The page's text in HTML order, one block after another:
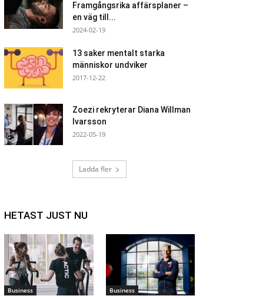
Framgångsrika affärsplaner –
en väg till...
2024-02-19
13 saker mentalt starka
människor undviker
2017-12-22
Zoezi rekryterar Diana Willman
Ivarsson
2022-05-19
Ladda fler
HETAST JUST NU
Business Business